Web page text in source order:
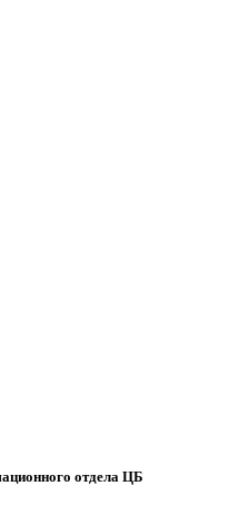
отдела ЦБ